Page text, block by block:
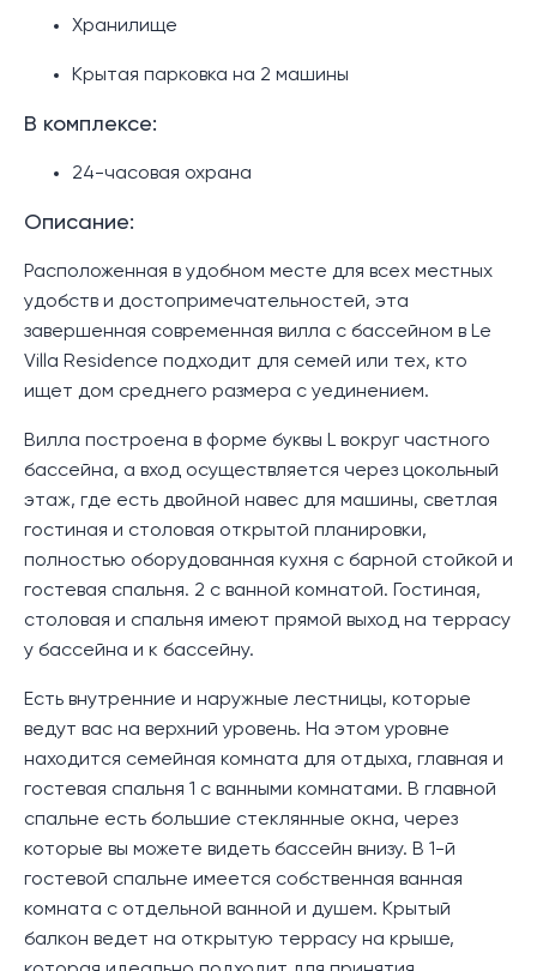
Хранилище
Крытая парковка на 2 машины
В комплексе:
24-часовая охрана
Описание:
Расположенная в удобном месте для всех местных
удобств и достопримечательностей, эта
завершенная современная вилла с бассейном в Le
Villa Residence подходит для семей или тех, кто
ищет дом среднего размера с уединением.
Вилла построена в форме буквы L вокруг частного
бассейна, а вход осуществляется через цокольный
этаж, где есть двойной навес для машины, светлая
гостиная и столовая открытой планировки,
полностью оборудованная кухня с барной стойкой и
гостевая спальня. 2 с ванной комнатой. Гостиная,
столовая и спальня имеют прямой выход на террасу
у бассейна и к бассейну.
Есть внутренние и наружные лестницы, которые
ведут вас на верхний уровень. На этом уровне
находится семейная комната для отдыха, главная и
гостевая спальня 1 с ванными комнатами. В главной
спальне есть большие стеклянные окна, через
которые вы можете видеть бассейн внизу. В 1-й
гостевой спальне имеется собственная ванная
комната с отдельной ванной и душем. Крытый
балкон ведет на открытую террасу на крыше,